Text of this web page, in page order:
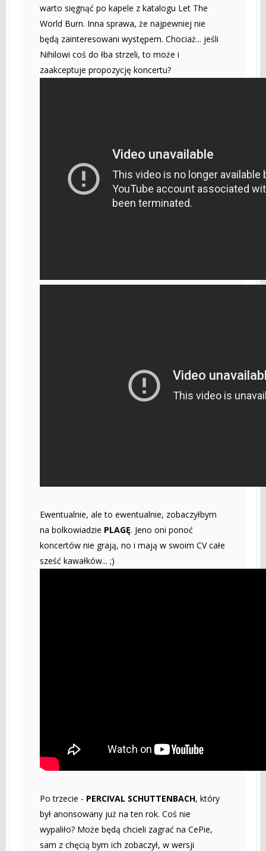
warto sięgnąć po kapele z katalogu Let The
World Burn. Inna sprawa, że najpewniej nie
będą zainteresowani występem. Chociaż... jeśli
Nihilowi coś do łba strzeli, to może i
zaakceptuje propozycję koncertu?
Ewentualnie, ale to ewentualnie, zobaczyłbym
na bolkowiadzie PLAGĘ. Jeno oni ponoć
koncertów nie grają, no i mają w swoim CV całe
sześć kawałków... ;)
Po trzecie - PERCIVAL SCHUTTENBACH, który
był anonsowany już na ten rok. Coś nie
wypaliło? Może będą chcieli zagrać na CePie,
sam z chęcią bym ich zobaczył, w wersji